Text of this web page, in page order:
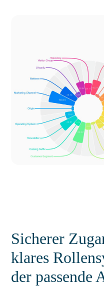
Sicherer
klares
der passende